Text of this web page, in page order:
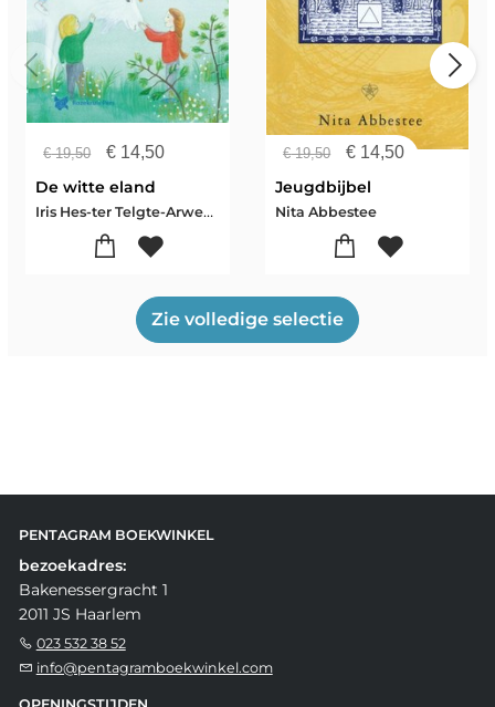
€19,50 € 14,50
De witte eland
Iris Hes-ter Telgte-Arwen Gerrits
€19,50 € 14,50
Jeugdbijbel
Nita Abbestee
Zie volledige selectie
PENTAGRAM BOEKWINKEL
bezoekadres:
Bakenessergracht 1
2011 JS Haarlem
023 532 38 52
info@pentagramboekwinkel.com